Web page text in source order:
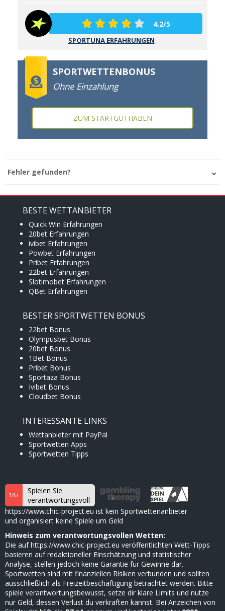
4.2/5
SPORTUNA ERFAHRUNGEN
SPORTWETTENBONUS
Ohne Einzahlung
ZUM STARTGUTHABEN
Fehler gefunden?
BESTE WETTANBIETER
Quick Win Erfahrungen
20bet Erfahrungen
ivibet Erfahrungen
Powbet Erfahrungen
Pribet Erfahrungen
22bet Erfahrungen
Slotimobet Erfahrungen
QBet Erfahrungen
BESTER SPORTWETTEN BONUS
22bet Bonus
Olympusbet Bonus
20bet Bonus
1Bet Bonus
Pribet Bonus
Sportaza Bonus
Ivibet Bonus
Cloudbet Bonus
INTERESSANTE LINKS
Wettanbieter mit PayPal
Sportwetten Apps
Sportwetten Tipps
18+
Spielen Sie
verantwortungsvoll
https://www.chic-project.eu ist kein Sportwettenanbieter
und organisiert keine Spiele um Geld
Hinweis zum verantwortungsvollen Wetten:
Die auf https://www.chic-project.eu veröffentlichten Wett-Tipps
basieren auf redaktioneller Einschätzung und statistischer
Analyse, stellen jedoch keine Garantie für Gewinne dar.
Sportwetten sind mit finanziellen Risiken verbunden und sollten
ausschließlich als Freizeitbeschäftigung betrachtet werden. Bitte
spiele verantwortungsbewusst, setze dir klare Limits und nutze
nur Geld, dessen Verlust du verkraften kannst. Bei Anzeichen von